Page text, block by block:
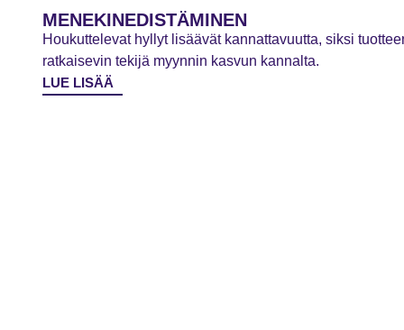
MENEKINEDISTÄMINEN
Houkuttelevat hyllyt lisäävät kannattavuutta, siksi
ratkaisevin tekijä myynnin kasvun kannalta.
LUE LISÄÄ